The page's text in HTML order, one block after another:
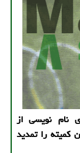
نام نویسی از
کمیته را تمدید